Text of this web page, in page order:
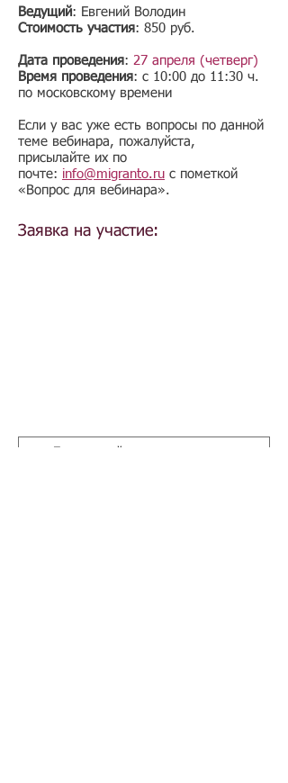
Ведущий: Евгений Володин
Стоимость участия: 850 руб.
Дата проведения: 27 апреля (четверг)
Время проведения: с 10:00 до 11:30 ч.
по московскому времени
​Если у вас уже есть вопросы по данной
теме вебинара, пожалуйста,
присылайте их по
почте: info@migranto.ru с пометкой
«Вопрос для вебинара».
Заявка на участие: